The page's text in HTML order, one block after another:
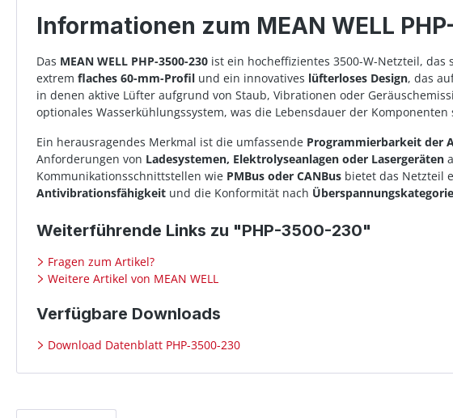
Informationen zum MEAN WELL
Das MEAN WELL PHP-3500-230 ist ein hocheffizientes 3500-W-Netzteil,
extrem flaches 60-mm-Profil und ein innovatives lüfterloses Design, das
in denen aktive Lüfter aufgrund von Staub, Vibrationen oder
optionales Wasserkühlungssystem, was die Lebensdauer der
Ein herausragendes Merkmal ist die umfassende Programmierbarkeit der
Anforderungen von Ladesystemen, Elektrolyseanlagen oder Lasergeräten
Kommunikationsschnittstellen wie PMBus oder CANBus bietet das Netzteil
Antivibrationsfähigkeit und die Konformität nach
Weiterführende Links zu "PHP-3500-230"
Fragen zum Artikel?
Weitere Artikel von MEAN WELL
Verfügbare Downloads
Download Datenblatt PHP-3500-230